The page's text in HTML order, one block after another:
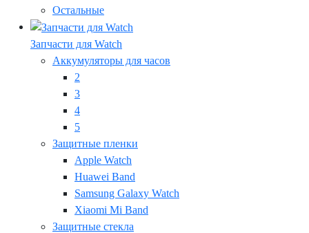
Остальные
Запчасти для Watch
Аккумуляторы для часов
2
3
4
5
Защитные пленки
Apple Watch
Huawei Band
Samsung Galaxy Watch
Xiaomi Mi Band
Защитные стекла